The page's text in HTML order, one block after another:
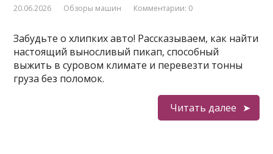
20.06.2026 Обзоры машин Комментарии: 0
Забудьте о хлипких авто! Рассказываем, как найти
настоящий выносливый пикап, способный
выжить в суровом климате и перевезти тонны
груза без поломок.
Читать далее